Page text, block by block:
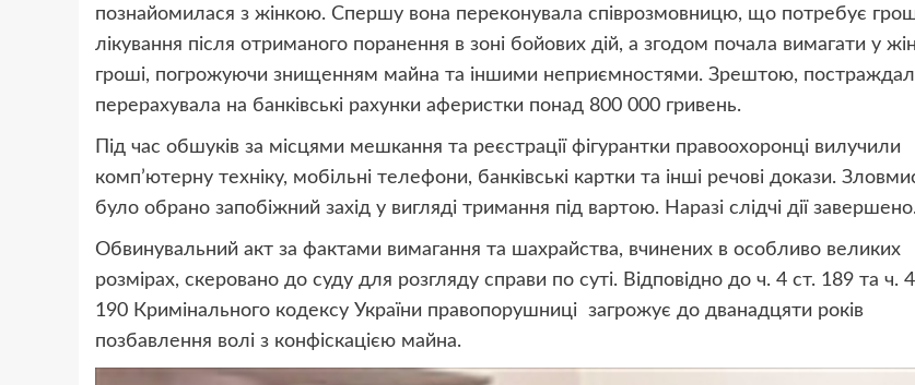
познайомилася з жінкою. Спершу вона переконувала співрозмовницю, що потребує
лікування після отриманого поранення в зоні бойових дій, а згодом почала вимагати у
гроші, погрожуючи знищенням майна та іншими неприємностями. Зрештою,
перерахувала на банківські рахунки аферистки понад 800 000 гривень.
Під час обшуків за місцями мешкання та реєстрації фігурантки правоохоронці вилучили
комп’ютерну техніку, мобільні телефони, банківські картки та інші речові докази.
було обрано запобіжний захід у вигляді тримання під вартою. Наразі слідчі дії завершено.
Обвинувальний акт за фактами вимагання та шахрайства, вчинених в особливо великих
розмірах, скеровано до суду для розгляду справи по суті. Відповідно до ч. 4 ст. 189 та ч.
190 Кримінального кодексу України правопорушниці загрожує до дванадцяти років
позбавлення волі з конфіскацією майна.